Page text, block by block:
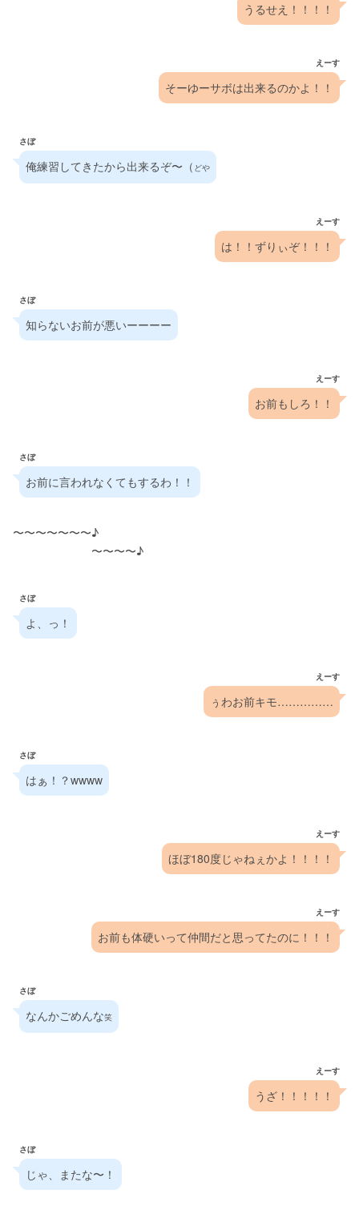
うるせえ！！！！
えーす
そーゆーサボは出来るのかよ！！
さぼ
俺練習してきたから出来るぞ〜（ どや
えーす
は！！ずりぃぞ！！！
さぼ
知らないお前が悪いーーーー
えーす
お前もしろ！！
さぼ
お前に言われなくてもするわ！！
〜〜〜〜〜〜〜♪
       　　　　　〜〜〜〜♪
さぼ
よ、っ！
えーす
ぅわお前キモ……………
さぼ
はぁ！？wwww
えーす
ほぼ180度じゃねぇかよ！！！！
えーす
お前も体硬いって仲間だと思ってたのに！！！
さぼ
なんかごめんな笑
えーす
うざ！！！！！
さぼ
じゃ、またな〜！